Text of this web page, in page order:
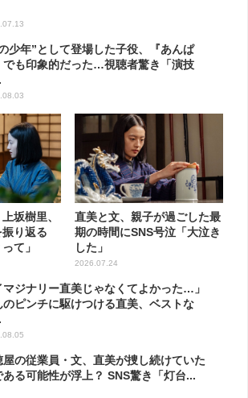
少年”として登場した子役、『あんぱ
でも印象的だった…視聴者驚き「演技
坂樹里、
り返る
て」
直美と文、親子が過ごした最
期の時間にSNS号泣「大泣き
した」
2026.07.24
マジナリー直美じゃなくてよかった…」
のピンチに駆けつける直美、ベストな
屋の従業員・文、直美が捜し続けていた
ある可能性が浮上？ SNS驚き「灯台...